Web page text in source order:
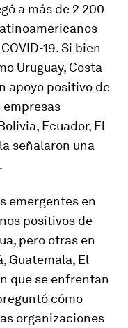
a más de 2 200
19. Si bien
Uruguay, Costa
apoyo positivo de
empresas
Ecuador, El
señalaron una
emergentes en
positivos de
pero otras en
Guatemala, El
que se enfrentan
cómo
organizaciones